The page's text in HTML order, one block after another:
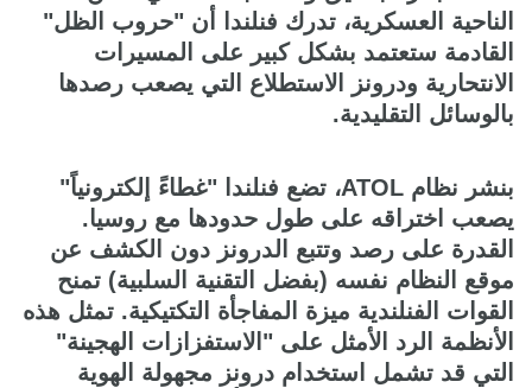
الناحية العسكرية، تدرك فنلندا أن "حروب الظل"
القادمة ستعتمد بشكل كبير على المسيرات
الانتحارية ودرونز الاستطلاع التي يصعب رصدها
بالوسائل التقليدية.
بنشر نظام ATOL، تضع فنلندا "غطاءً إلكترونياً"
يصعب اختراقه على طول حدودها مع روسيا.
القدرة على رصد وتتبع الدرونز دون الكشف عن
موقع النظام نفسه (بفضل التقنية السلبية) تمنح
القوات الفنلندية ميزة المفاجأة التكتيكية. تمثل هذه
الأنظمة الرد الأمثل على "الاستفزازات الهجينة"
التي قد تشمل استخدام درونز مجهولة الهوية